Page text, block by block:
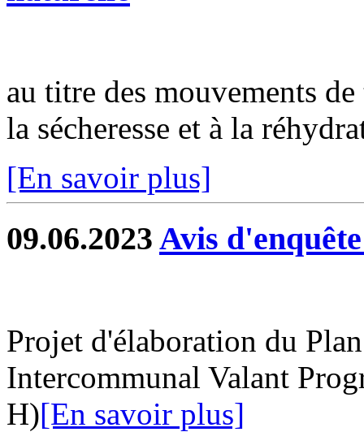
au titre des mouvements
la sécheresse et à la
[En savoir plus]
09.06.2023 Avis
Projet d'élaboration du
Intercommunal Valant
H)[En savoir plus]